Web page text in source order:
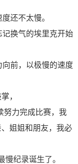
还不太慢。
换气的埃里克开始
前，以极慢的速度
，
努力完成比赛，我
姐姐和朋友，我必
纪录诞生了。